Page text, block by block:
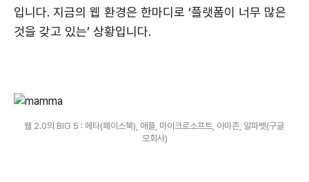
입니다. 지금의 웹 환경은 한마디로 ‘플랫폼이 너무 많은
것을 갖고 있는’ 상황입니다.
웹 2.0의 BIG 5 : 메타(페이스북), 애플, 마이크로소프트, 아마존, 알파벳(구글
모회사)